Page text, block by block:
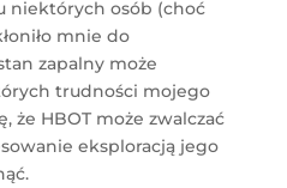
niektórych osób (choć
mnie do
zapalny może
trudności mojego
że HBOT może zwalczać
eksploracją jego